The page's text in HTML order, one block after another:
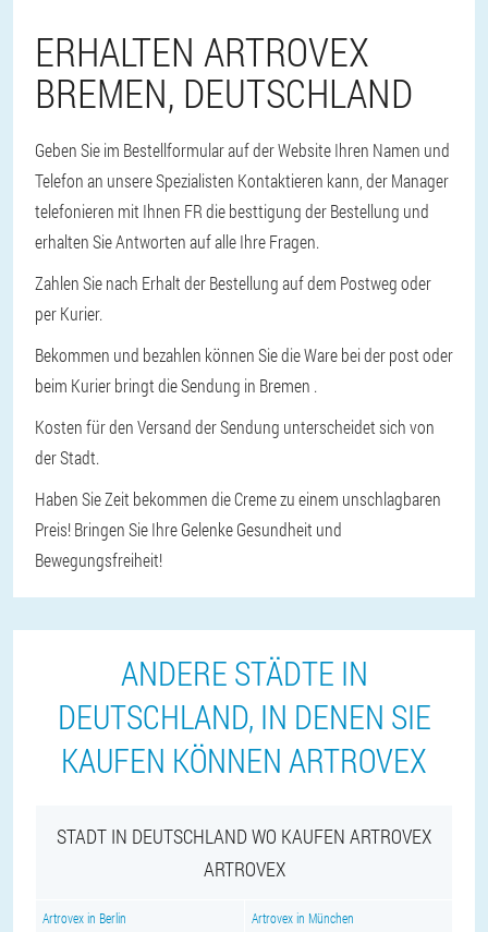
ERHALTEN ARTROVEX
BREMEN, DEUTSCHLAND
Geben Sie im Bestellformular auf der Website Ihren Namen und
Telefon an unsere Spezialisten Kontaktieren kann, der Manager
telefonieren mit Ihnen FR die besttigung der Bestellung und
erhalten Sie Antworten auf alle Ihre Fragen.
Zahlen Sie nach Erhalt der Bestellung auf dem Postweg oder
per Kurier.
Bekommen und bezahlen können Sie die Ware bei der post oder
beim Kurier bringt die Sendung in Bremen .
Kosten für den Versand der Sendung unterscheidet sich von
der Stadt.
Haben Sie Zeit bekommen die Creme zu einem unschlagbaren
Preis! Bringen Sie Ihre Gelenke Gesundheit und
Bewegungsfreiheit!
ANDERE STÄDTE IN
DEUTSCHLAND, IN DENEN SIE
KAUFEN KÖNNEN ARTROVEX
STADT IN DEUTSCHLAND WO KAUFEN ARTROVEX
ARTROVEX
Artrovex in Berlin Artrovex in München